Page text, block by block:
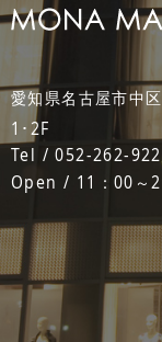
愛知県名古屋市中
1･2F
Tel / 052-262-
Open / 11：00～